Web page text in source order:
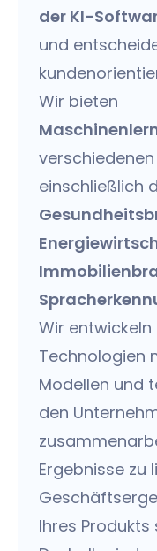
der KI-
und
Wir bieten
einschließlich
Wir
Technologien
Modellen und
den
Ergebnisse zu
Ihres